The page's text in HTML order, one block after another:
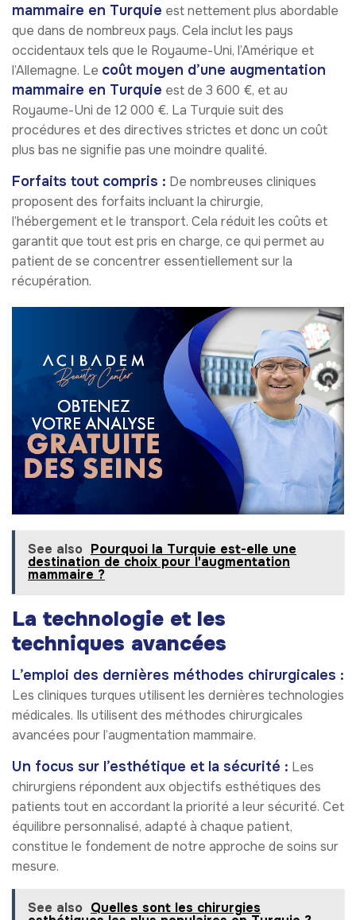
mammaire en Turquie est nettement plus abordable
que dans de nombreux pays. Cela inclut les pays
occidentaux tels que le Royaume-Uni, l’Amérique et
l’Allemagne. Le coût moyen d’une augmentation
mammaire en Turquie est de 3 600 €, et au
Royaume-Uni de 12 000 €. La Turquie suit des
procédures et des directives strictes et donc un coût
plus bas ne signifie pas une moindre qualité.
Forfaits tout compris : De nombreuses cliniques
proposent des forfaits incluant la chirurgie,
l’hébergement et le transport. Cela réduit les coûts et
garantit que tout est pris en charge, ce qui permet au
patient de se concentrer essentiellement sur la
récupération.
See also Pourquoi la Turquie est-elle une
destination de choix pour l'augmentation
mammaire ?
La technologie et les
techniques avancées
L’emploi des dernières méthodes chirurgicales :
Les cliniques turques utilisent les dernières technologies
médicales. Ils utilisent des méthodes chirurgicales
avancées pour l’augmentation mammaire.
Un focus sur l’esthétique et la sécurité : Les
chirurgiens répondent aux objectifs esthétiques des
patients tout en accordant la priorité a leur sécurité. Cet
équilibre personnalisé, adapté à chaque patient,
constitue le fondement de notre approche de soins sur
mesure.
See also Quelles sont les chirurgies